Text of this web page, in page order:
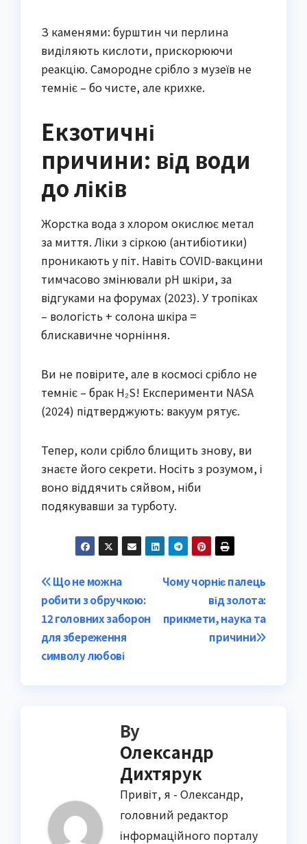
З каменями: бурштин чи перлина
виділяють кислоти, прискорюючи
реакцію. Самородне срібло з музеїв не
темніє – бо чисте, але крихке.
Екзотичні
причини: від води
до ліків
Жорстка вода з хлором окислює метал
за миття. Ліки з сіркою (антибіотики)
проникають у піт. Навіть COVID-вакцини
тимчасово змінювали pH шкіри, за
відгуками на форумах (2023). У тропіках
– вологість + солона шкіра =
блискавичне чорніння.
Ви не повірите, але в космосі срібло не
темніє – брак H₂S! Експерименти NASA
(2024) підтверджують: вакуум рятує.
Тепер, коли срібло блищить знову, ви
знаєте його секрети. Носіть з розумом, і
воно віддячить сяйвом, ніби
подякувавши за турботу.
Post
navigation
Чому чорніє палець
від золота:
прикмети, наука та
причини
Що не можна
робити з обручкою:
12 головних заборон
для збереження
символу любові
By
Олександр
Дихтярук
Привіт, я - Олександр,
головний редактор
інформаційного порталу